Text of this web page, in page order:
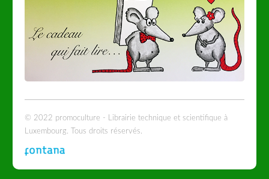
© 2022 promoculture - Librairie technique et scientifique à
Luxembourg. Tous droits réservés.